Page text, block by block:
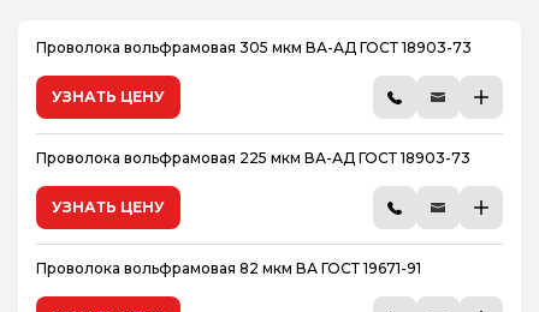
Проволока вольфрамовая 305 мкм ВА-АД ГОСТ 18903-73
УЗНАТЬ ЦЕНУ
Проволока вольфрамовая 225 мкм ВА-АД ГОСТ 18903-73
УЗНАТЬ ЦЕНУ
Проволока вольфрамовая 82 мкм ВА ГОСТ 19671-91